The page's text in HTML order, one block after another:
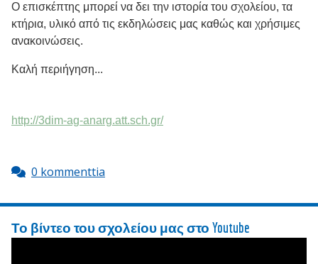
Ο επισκέπτης μπορεί να δει την ιστορία του σχολείου, τα
κτήρια, υλικό από τις εκδηλώσεις μας καθώς και χρήσιμες
ανακοινώσεις.
Καλή περιήγηση...
http://3dim-ag-anarg.att.sch.gr/
0 kommenttia
Το βίντεο του σχολείου μας στο Youtube